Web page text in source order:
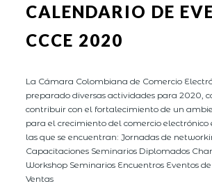
CALENDARIO DE
CCCE 2020
La Cámara Colombiana de Comercio
preparado diversas actividades para 2020,
contribuir con el fortalecimiento de un
para el crecimiento del comercio electrónico
las que se encuentran: Jornadas de
Capacitaciones Seminarios Diplomados
Workshop Seminarios Encuentros Eventos
Ventas